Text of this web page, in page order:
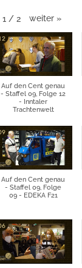
1 / 2 weiter »
Auf den Cent genau
- Staffel 09, Folge 12
- Inntaler
Trachtenwelt
Auf den Cent genau
- Staffel 09, Folge
09 - EDEKA F21